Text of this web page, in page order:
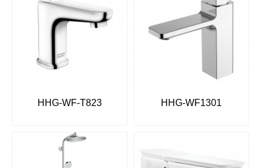
HHG-WF-T823 HHG-WF1301